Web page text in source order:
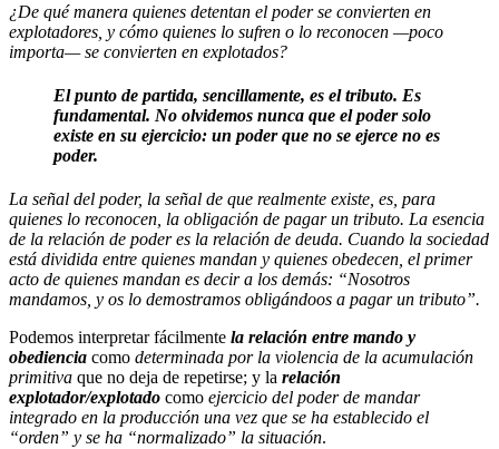
¿De qué manera quienes detentan el poder se convierten en
explotadores, y cómo quienes lo sufren o lo reconocen —poco
importa— se convierten en explotados?
El punto de partida, sencillamente, es el tributo. Es
fundamental. No olvidemos nunca que el poder solo
existe en su ejercicio: un poder que no se ejerce no es
poder.
La señal del poder, la señal de que realmente existe, es, para
quienes lo reconocen, la obligación de pagar un tributo. La esencia
de la relación de poder es la relación de deuda. Cuando la sociedad
está dividida entre quienes mandan y quienes obedecen, el primer
acto de quienes mandan es decir a los demás: “Nosotros
mandamos, y os lo demostramos obligándoos a pagar un tributo”.
Podemos interpretar fácilmente la relación entre mando y
obediencia como determinada por la violencia de la acumulación
primitiva que no deja de repetirse; y la relación
explotador/explotado como ejercicio del poder de mandar
integrado en la producción una vez que se ha establecido el
“orden” y se ha “normalizado” la situación.